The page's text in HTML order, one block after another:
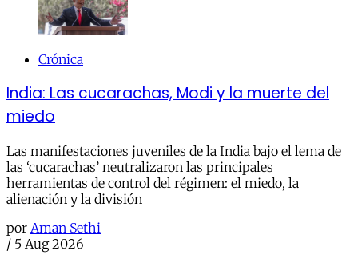
Crónica
India: Las cucarachas, Modi y la muerte del
miedo
Las manifestaciones juveniles de la India bajo el lema de
las ‘cucarachas’ neutralizaron las principales
herramientas de control del régimen: el miedo, la
alienación y la división
por Aman Sethi
/ 5 Aug 2026